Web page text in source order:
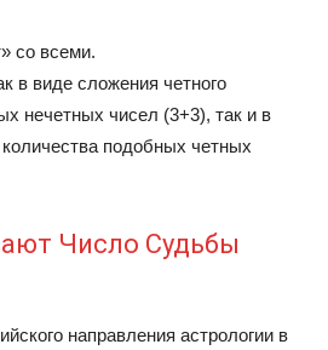
со всеми.
в виде сложения четного
нечетных чисел (3+3), так и в
количества подобных четных
Число Судьбы
направления астрологии в